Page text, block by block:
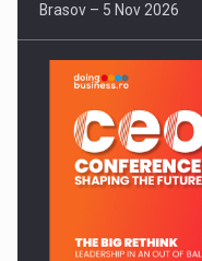
Brasov – 5 Nov 2026